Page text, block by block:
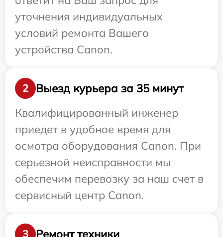
уточнения индивидуальных
условий ремонта Вашего
устройства Canon.
2
Выезд курьера за 35 минут
Квалифицированный инженер
приедет в удобное время для
осмотра оборудования Canon. При
серьезной неисправности мы
обеспечим перевозку за наш счет в
сервисный центр Canon.
3 Ремонт техники